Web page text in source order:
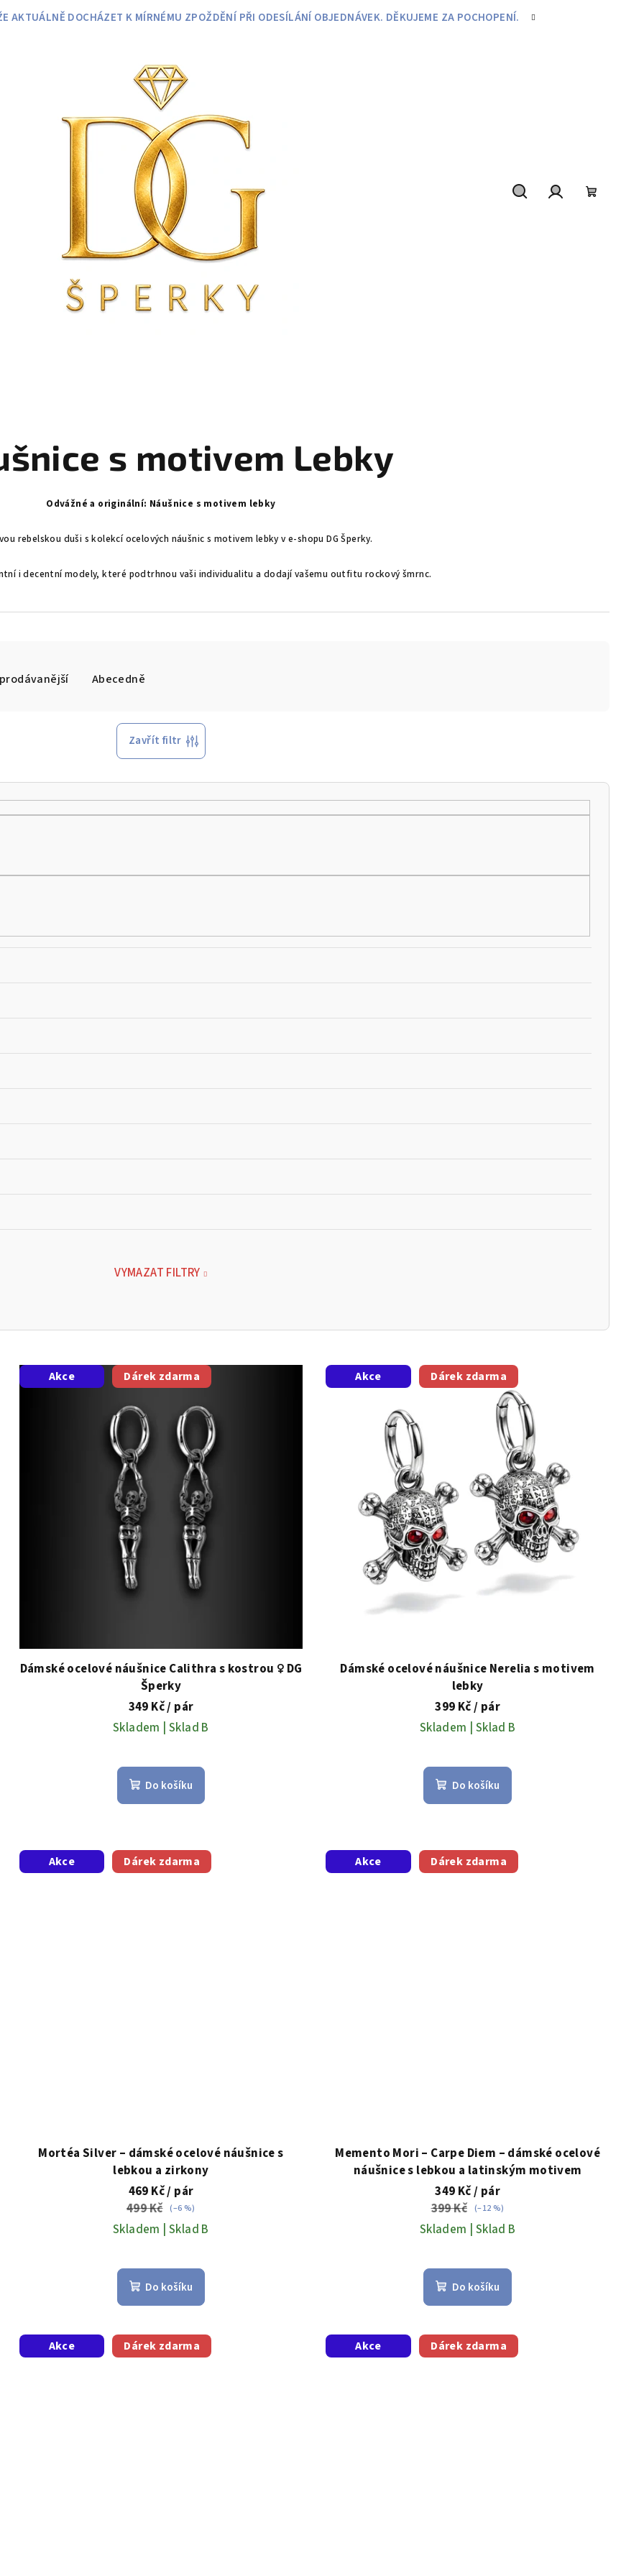
AKTUÁLNĚ DOCHÁZET K MÍRNÉMU ZPOŽDĚNÍ PŘI ODESÍLÁNÍ OBJEDNÁVEK. DĚKUJEME ZA POCHOPENÍ.
s motivem Lebky
Odvážné a originální: Náušnice s motivem lebky
rebelskou duši s kolekcí ocelových náušnic s motivem lebky v e-shopu DG Šperky.
i decentní modely, které podtrhnou vaši individualitu a dodají vašemu outfitu rockový šmrnc.
Abecedně
Zavřít filtr
VYMAZAT FILTRY
Akce Dárek zdarma
Dámské ocelové náušnice Calithra s kostrou ♀️ DG
Šperky
349 Kč/ pár
Skladem | Sklad B
Do košíku
Akce Dárek zdarma
Dámské ocelové náušnice Nerelia s motivem
lebky
399 Kč/ pár
Skladem | Sklad B
Do košíku
Akce Dárek zdarma
Mortéa Silver – dámské ocelové náušnice s
lebkou a zirkony
469 Kč/ pár
499 Kč (–6 %)
Skladem | Sklad B
Do košíku
Akce Dárek zdarma
Memento Mori – Carpe Diem – dámské ocelové
náušnice s lebkou a latinským motivem
349 Kč/ pár
399 Kč (–12 %)
Skladem | Sklad B
Do košíku
Akce Dárek zdarma Akce Dárek zdarma